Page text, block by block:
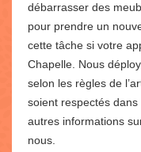
débarrasser des
pour prendre un
cette tâche si votre
Chapelle. Nous
selon les règles de
soient respectés
autres informations
nous.